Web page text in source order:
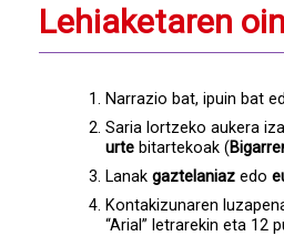
Lehiaketaren
Narrazio bat, ipuin bat
Saria lortzeko aukera
urte bitartekoak (
Lanak gaztelaniaz edo
Kontakizunaren
“Arial” letrarekin eta 12